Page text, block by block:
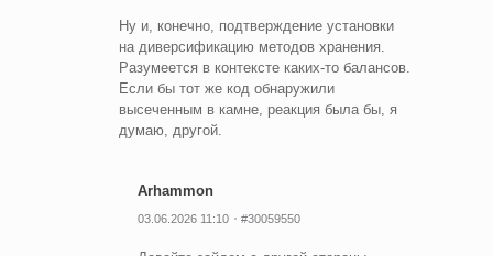
Ну и, конечно, подтверждение установки
на диверсификацию методов хранения.
Разумеется в контексте каких-то балансов.
Если бы тот же код обнаружили
высеченным в камне, реакция была бы, я
думаю, другой.
Arhammon
03.06.2026 11:10 #30059550